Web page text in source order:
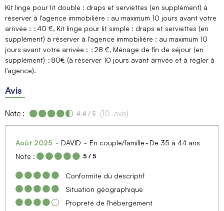
Kit linge pour lit double : draps et serviettes (en supplément) à
réserver à l'agence immobilière : au maximum 10 jours avant votre
arrivée :
40 € Kit linge pour lit simple : draps et serviettes (en
supplément) à réserver à l'agence immobilière : au maximum 10
jours avant votre arrivée :
28 € Ménage de fin de séjour (en
supplément)
80€ (à réserver 10 jours avant arrivée et à régler à
l'agence)
Avis
Note : 4.4 / 5 (10 avis)
Août 2025 DAVID En couple/famille
De 35 à 44 ans
Note :
5 / 5
Conformité du descriptif
Situation géographique
Propreté de l'hébergement